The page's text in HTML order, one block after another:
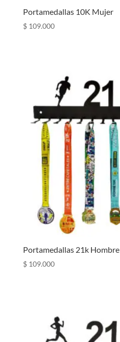
Portamedallas 10K Mujer
$109.000
Portamedallas 21k Hombre
$109.000